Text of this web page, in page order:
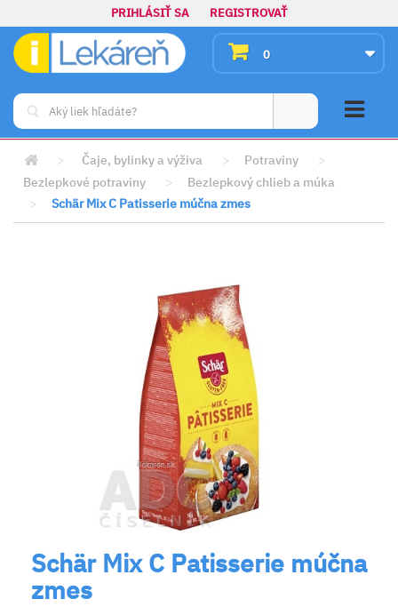
PRIHLÁSIŤ SA REGISTROVAŤ
0
> Čaje, bylinky a výživa > Potraviny
>
Bezlepkové potraviny
>
Bezlepkový chlieb a múka
>
Schär Mix C Patisserie múčna zmes
Schär Mix C Patisserie múčna
zmes